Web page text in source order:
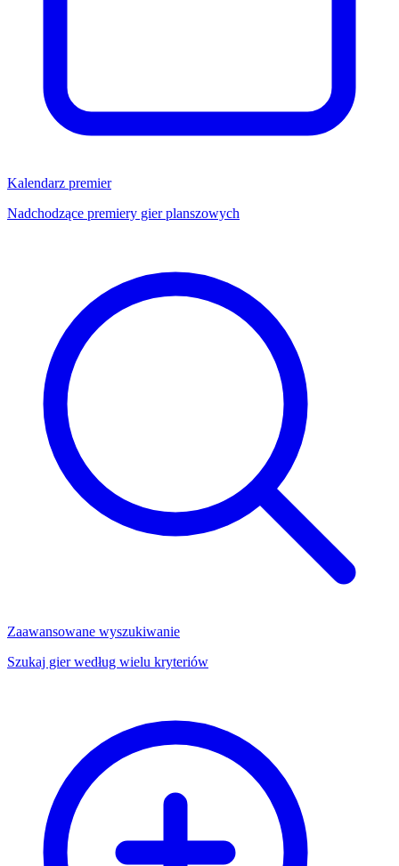
Kalendarz premier
Nadchodzące premiery gier planszowych
Zaawansowane wyszukiwanie
Szukaj gier według wielu kryteriów